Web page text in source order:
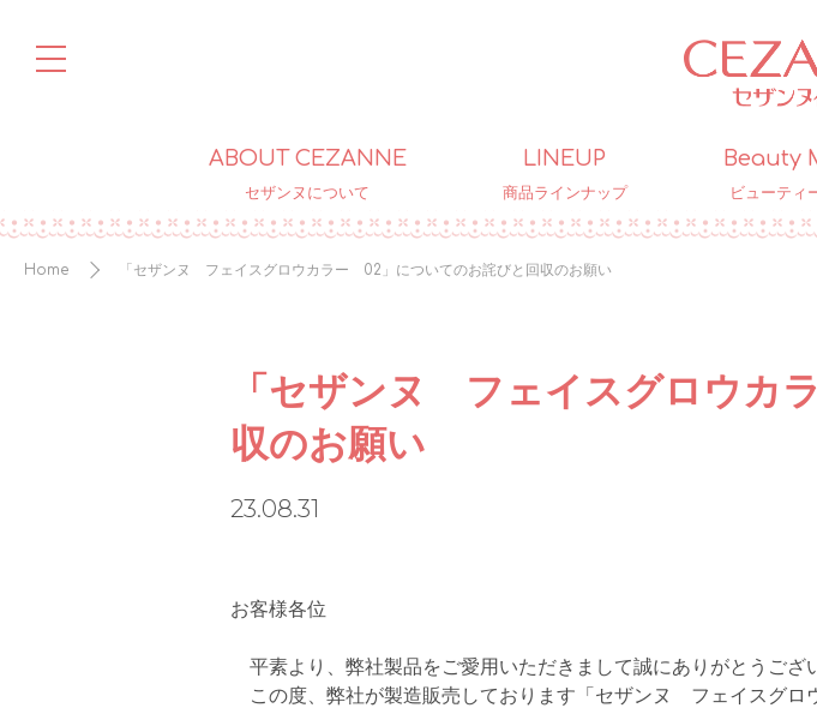
ABOUT CEZANNE
セザンヌについて
LINEUP
商品ラインナップ
Beauty
ビューティ
Home 「セザンヌ フェイスグロウカラー 02」についてのお詫びと回収のお願い
「セザンヌ フェイスグロウカ
収のお願い
23.08.31
お客様各位
平素より、弊社製品をご愛用いただきまして誠にありがとうござ
この度、弊社が製造販売しております「セザンヌ フェイスグ